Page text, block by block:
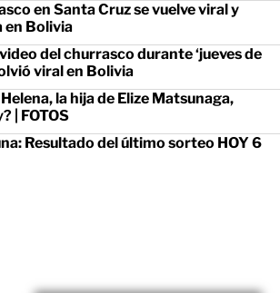
en Santa Cruz se vuelve viral y
en Bolivia
del churrasco durante ‘jueves de
viral en Bolivia
la hija de Elize Matsunaga,
| FOTOS
Resultado del último sorteo HOY 6